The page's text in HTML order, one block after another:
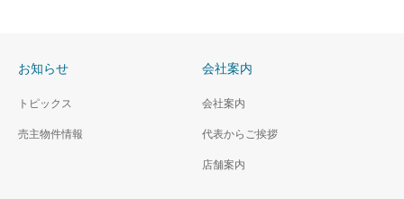
お知らせ
トピックス
売主物件情報
会社案内
会社案内
代表からご挨拶
店舗案内